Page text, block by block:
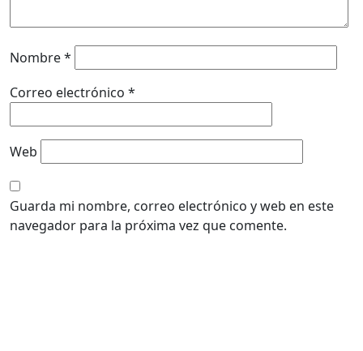
Nombre*
Correo electrónico *
Web
Guarda mi nombre, correo electrónico y web en este
navegador para la próxima vez que comente.